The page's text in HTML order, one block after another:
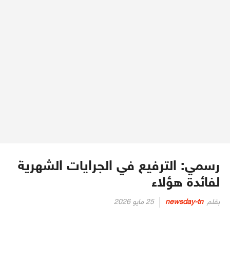
رسمي: الترفيع في الجرايات الشهرية
لفائدة هؤلاء
بقلم newsday-tn
Posted
25 مايو 2026